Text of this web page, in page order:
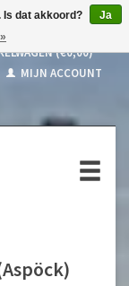
(€0,00)
MIJN ACCOUNT
Is dat akkoord?
Ja